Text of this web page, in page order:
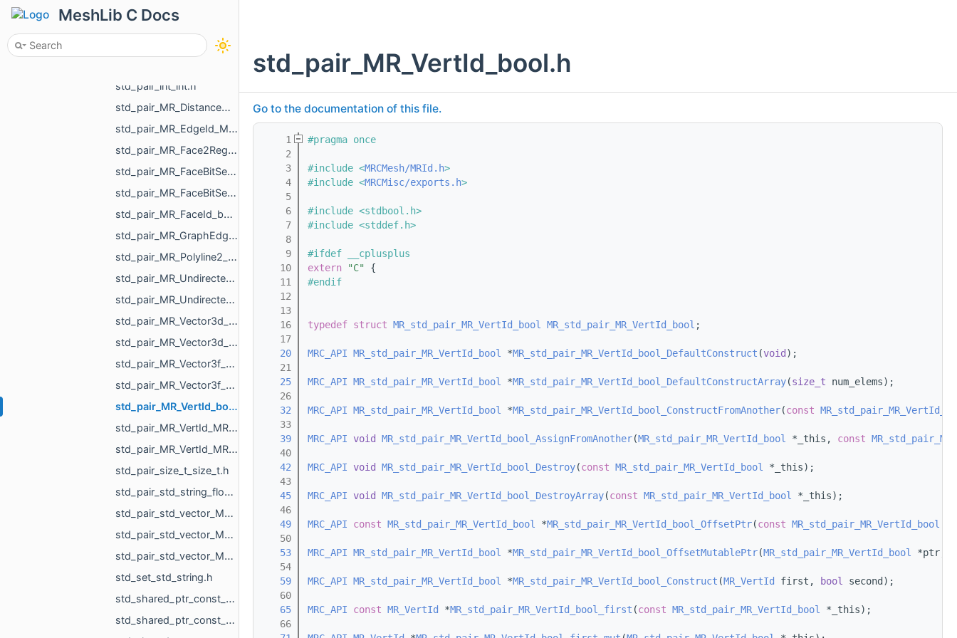
MeshLib C Docs
std_pair_double_int.h
std_pair_float_float.h
std_pair_int_int.h
std_pair_MR_DistanceMap_MR_DistanceMap.h
std_pair_MR_EdgeId_MR_EdgeId.h
std_pair_MR_Face2RegionMap_int.h
std_pair_MR_FaceBitSet_int.h
std_pair_MR_FaceBitSet_MR_FaceBitSet.h
std_pair_MR_FaceId_bool.h
std_pair_MR_GraphEdgeId_float.h
std_pair_MR_Polyline2_MR_AffineXf3f.h
std_pair_MR_UndirectedEdgeBitSet_MR_UndirectedEdgeBitSet.h
std_pair_MR_UndirectedEdgeId_bool.h
std_pair_MR_Vector3d_MR_TriPointd.h
std_pair_MR_Vector3d_MR_Vector3d.h
std_pair_MR_Vector3f_MR_TriPointf.h
std_pair_MR_Vector3f_MR_Vector3f.h
std_pair_MR_VertId_bool.h
std_pair_MR_VertId_MR_FaceId.h
std_pair_MR_VertId_MR_VertId.h
std_pair_size_t_size_t.h
std_pair_std_string_float.h
std_pair_std_vector_MR_FaceBitSet_int.h
std_pair_std_vector_MR_UndirectedEdgeBitSet_int.h
std_pair_std_vector_MR_VertBitSet_int.h
std_set_std_string.h
std_shared_ptr_const_MR_Mesh.h
std_shared_ptr_const_MR_Object.h
std_pair_MR_VertId_bool.h
Go to the documentation of this file.
    1
#pragma once
    2
    3
#include <MRCMesh/MRId.h>
    4
#include <MRCMisc/exports.h>
    5
    6
#include <stdbool.h>
    7
#include <stddef.h>
    8
    9
#ifdef __cplusplus
   10
extern "C"
{
   11
#endif
   12
   13
   16
typedef struct MR_std_pair_MR_VertId_bool MR_std_pair_MR_VertId_bool ;
   17
   20
MRC_API MR_std_pair_MR_VertId_bool *MR_std_pair_MR_VertId_bool_DefaultConstruct (void );
   21
   25
MRC_API MR_std_pair_MR_VertId_bool *MR_std_pair_MR_VertId_bool_DefaultConstructArray(size_t num_elems);
   26
   32
MRC_API MR_std_pair_MR_VertId_bool *MR_std_pair_MR_VertId_bool_ConstructFromAnother(const
   33
   39
MRC_API void MR_std_pair_MR_VertId_bool_AssignFromAnother(MR_std_pair_MR_VertId_bool *_this, const
   40
   42
MRC_API void MR_std_pair_MR_VertId_bool_Destroy(const MR_std_pair_MR_VertId_bool *_this);
   43
   45
MRC_API void MR_std_pair_MR_VertId_bool_DestroyArray(const MR_std_pair_MR_VertId_bool *_this);
   46
   49
MRC_API const MR_std_pair_MR_VertId_bool *MR_std_pair_MR_VertId_bool_OffsetPtr(const MR_std_pair_MR_VertId_bool
   50
   53
MRC_API MR_std_pair_MR_VertId_bool *MR_std_pair_MR_VertId_bool_OffsetMutablePtr(MR_std_pair_MR_VertId_bool *ptr,
   54
   59
MRC_API MR_std_pair_MR_VertId_bool *MR_std_pair_MR_VertId_bool_Construct (MR_VertId first, bool second);
   60
   65
MRC_API const MR_VertId *MR_std_pair_MR_VertId_bool_first (const MR_std_pair_MR_VertId_bool *_this);
   66